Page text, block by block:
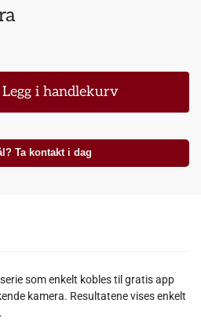
Legg i handlekurv
Ta kontakt i dag
som enkelt kobles til gratis app
kamera. Resultatene vises enkelt